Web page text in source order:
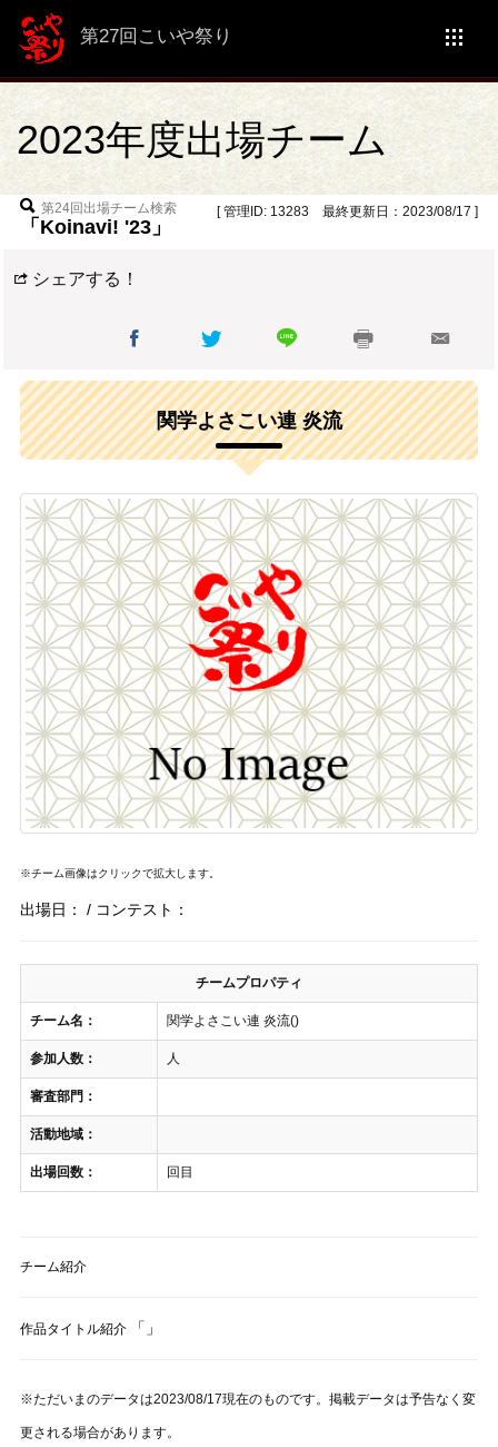
第27回こいや祭り
2023年度出場チーム
[ 管理ID: 13283 最終更新日：2023/08/17 ]
第24回出場チーム検索
「Koinavi! '23」
シェアする！
関学よさこい連 炎流
※チーム画像はクリックで拡大します。
出場日： / コンテスト：
チームプロパティ
チーム名： 関学よさこい連 炎流()
参加人数： 人
審査部門：
活動地域：
出場回数： 回目
チーム紹介
作品タイトル紹介 「」
※ただいまのデータは2023/08/17現在のものです。掲載データは予告なく変
更される場合があります。